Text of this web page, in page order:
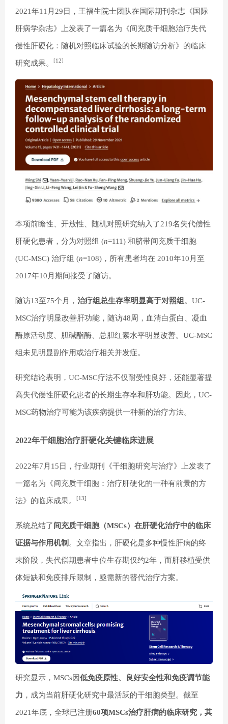
2021年11月29日，王福生院士团队在国际期刊杂志《国际
肝病学杂志》上发表了一篇名为《间充质干细胞治疗失代
偿性肝硬化：随机对照临床试验的长期随访分析》的临床
研究成果。 [12]
本项前瞻性、开放性、随机对照研究纳入了219名失代偿性
肝硬化患者，分为对照组 (n=111) 和脐带间充质干细胞
(UC-MSC) 治疗组 (n=108)，所有患者均在 2010年10月至
2017年10月期间接受了随访。
随访13至75个月， 治疗组总生存率明显高于对照组 。UC-
MSC治疗明显改善肝功能，随访48周，血清白蛋白、凝血
酶原活动度、胆碱酯酶、总胆红素水平明显改善。UC-MSC
组未见明显副作用或治疗相关并发症。
研究结论表明，UC-MSC疗法不仅耐受性良好，还能显著提
高失代偿性肝硬化患者的长期生存率和肝功能。因此，UC-
MSC药物治疗可能为该疾病提供一种新的治疗方法。
2022年干细胞治疗肝硬化关键临床进展
2022年7月15日，行业期刊《干细胞研究与治疗》上发表了
一篇名为《间充质干细胞：治疗肝硬化的一种有前景的方
法》的临床成果。 [13]
系统总结了间充质干细胞（MSCs）在肝硬化治疗中的临床
证据与作用机制 。文章指出，肝硬化是多种慢性肝病的终
末阶段，失代偿期患者中位生存期仅约2年，而肝移植受供
体短缺和免疫排斥限制，亟需新的替代治疗方案。
研究显示，MSCs因低免疫原性、良好安全性和免疫调节能
力 ，成为当前肝硬化研究中最活跃的干细胞类型。截至
2021年底，全球已注册60项MSCs治疗肝病的临床研究，其